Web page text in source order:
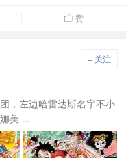
 赞
+ 关注
，左边哈雷达斯名字不小
美 ...